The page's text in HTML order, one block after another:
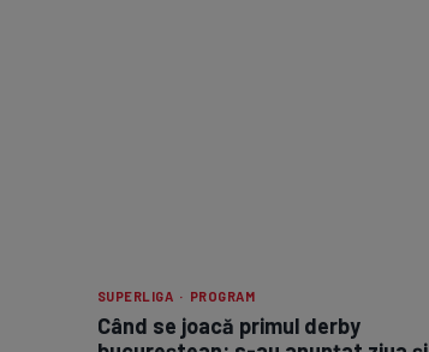
SUPERLIGA · PROGRAM
Când se joacă primul derby